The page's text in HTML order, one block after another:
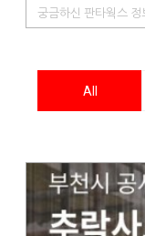
All